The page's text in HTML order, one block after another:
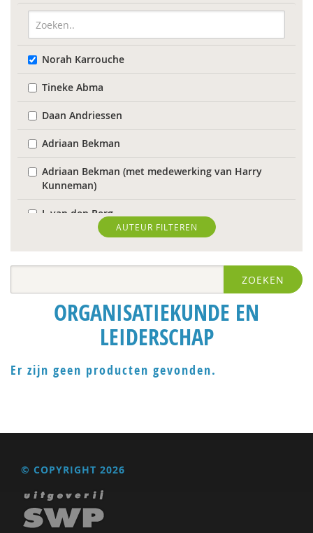
Norah Karrouche
Tineke Abma
Daan Andriessen
Adriaan Bekman
Adriaan Bekman (met medewerking van Harry
Kunneman)
J. van den Berg
Theo van den Bogaart
Antoinette Bolscher
Herman van den Bosch
R. Brohm
Laurens de Graaf
Michiel de Ronde
Marcel de Rooij
Ineke de Vries
Otto Dellemann
AUTEUR FILTEREN
ZOEKEN
ORGANISATIEKUNDE EN
LEIDERSCHAP
Er zijn geen producten gevonden.
© COPYRIGHT 2026